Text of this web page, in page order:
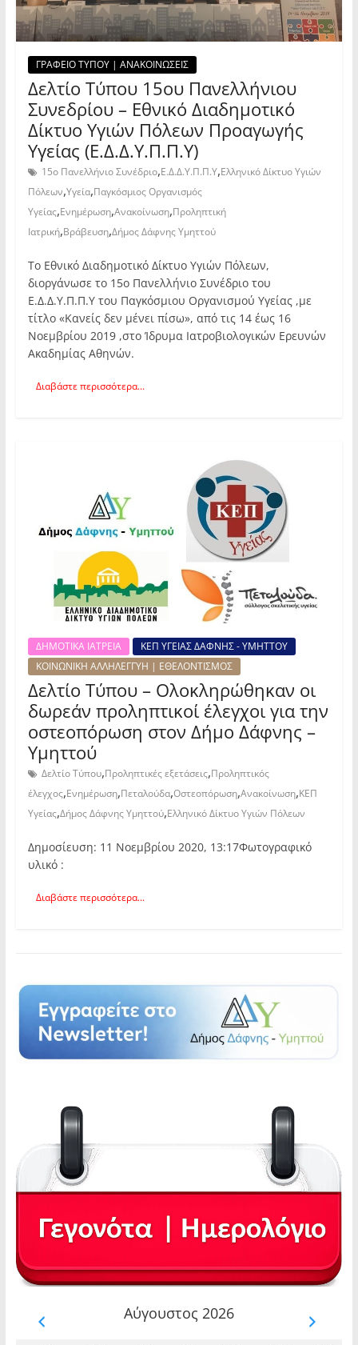
ΓΡΑΦΕΙΟ ΤΥΠΟΥ | ΑΝΑΚΟΙΝΩΣΕΙΣ
Δελτίο Τύπου 15ου Πανελλήνιου
Συνεδρίου – Εθνικό Διαδημοτικό
Δίκτυο Υγιών Πόλεων Προαγωγής
Υγείας (Ε.Δ.Δ.Υ.Π.Π.Υ)
15ο Πανελλήνιο Συνέδριο,Ε.Δ.Δ.Υ.Π.Π.Υ,Ελληνικό Δίκτυο Υγιών
Πόλεων,Υγεία,Παγκόσμιος Οργανισμός
Υγείας,Ενημέρωση,Ανακοίνωση,Προληπτική
Ιατρική,Βράβευση,Δήμος Δάφνης Υμηττού
Το Εθνικό Διαδημοτικό Δίκτυο Υγιών Πόλεων,
διοργάνωσε το 15ο Πανελλήνιο Συνέδριο του
Ε.Δ.Δ.Υ.Π.Π.Υ του Παγκόσμιου Οργανισμού Υγείας ,με
τίτλο «Κανείς δεν μένει πίσω», από τις 14 έως 16
Νοεμβρίου 2019 ,στο Ίδρυμα Ιατροβιολογικών Ερευνών
Ακαδημίας Αθηνών.
Διαβάστε περισσότερα...
ΔΗΜΟΤΙΚΑ ΙΑΤΡΕΙΑ
ΚΕΠ ΥΓΕΙΑΣ ΔΑΦΝΗΣ - ΥΜΗΤΤΟΥ
ΚΟΙΝΩΝΙΚΗ ΑΛΛΗΛΕΓΓΥΗ | ΕΘΕΛΟΝΤΙΣΜΟΣ
Δελτίο Τύπου – Ολοκληρώθηκαν οι
δωρεάν προληπτικοί έλεγχοι για την
οστεοπόρωση στον Δήμο Δάφνης –
Υμηττού
Δελτίο Τύπου,Προληπτικές εξετάσεις,Προληπτικός
έλεγχος,Ενημέρωση,Πεταλούδα,Οστεοπόρωση,Ανακοίνωση,ΚΕΠ
Υγείας,Δήμος Δάφνης Υμηττού,Ελληνικό Δίκτυο Υγιών Πόλεων
Δημοσίευση: 11 Νοεμβρίου 2020, 13:17Φωτογραφικό
υλικό :
Διαβάστε περισσότερα...
Αύγουστος 2026